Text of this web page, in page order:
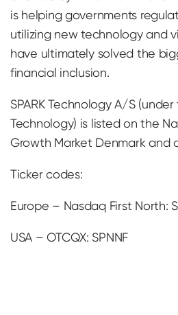
is helping governments
utilizing new technology and
have ultimately solved the
financial inclusion.
SPARK Technology A/S
Technology) is listed on the
Growth Market Denmark and
Ticker codes:
Europe – Nasdaq First North:
USA – OTCQX: SPNNF